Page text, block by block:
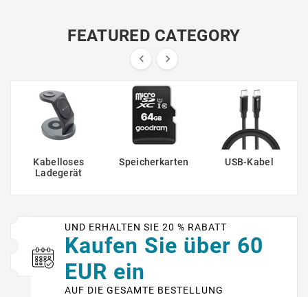
FEATURED CATEGORY
 
Kabelloses
Ladegerät
Speicherkarten USB-Kabel
UND ERHALTEN SIE 20 % RABATT
Kaufen Sie über 60
EUR ein
AUF DIE GESAMTE BESTELLUNG